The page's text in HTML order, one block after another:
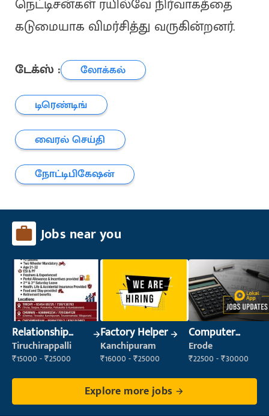
நெட்டிசன்கள் ரயில்வே நிர்வாகத்தை
கடுமையாக விமர்சித்து வருகின்றனர்.
டேக்ஸ் :
லோக்கல்
டிரெண்டிங்
வைரல் செய்தி
நோட்டிபிகேஷன்
Jobs near you
Relationship
Manager
Tiruchirappalli
₹15000 - ₹25000
Factory Helper
Kanchipuram
₹16000 - ₹25000
Computer
Operator
Erode
₹22500 - ₹30000
Explore more jobs